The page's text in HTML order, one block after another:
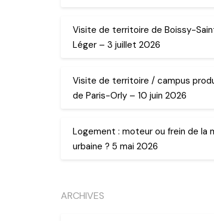
Visite de territoire de Boissy-
Léger – 3 juillet 2026
Visite de territoire / campus
de Paris-Orly – 10 juin 2026
Logement : moteur ou frein de la
urbaine ? 5 mai 2026
ARCHIVES